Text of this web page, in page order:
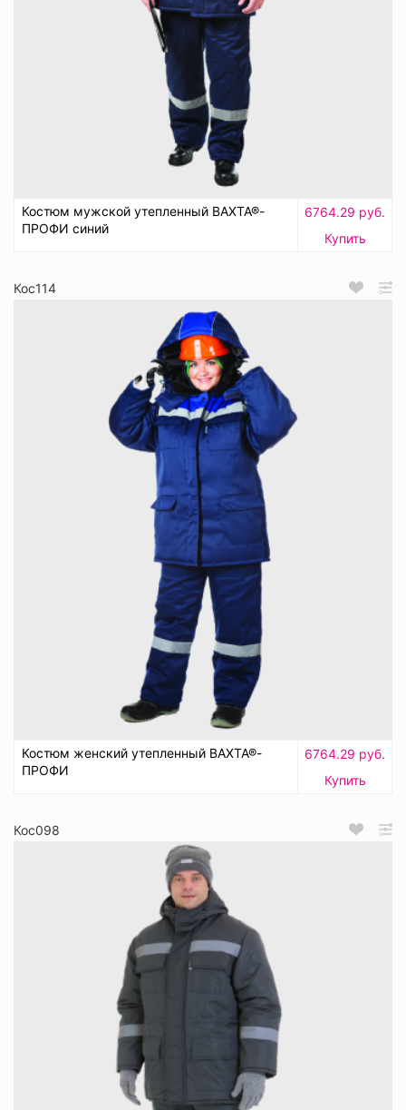
Костюм мужской утепленный ВАХТА®-
ПРОФИ синий
6764.29 руб.
Купить
Кос114
Костюм женский утепленный ВАХТА®-
ПРОФИ
6764.29 руб.
Купить
Кос098